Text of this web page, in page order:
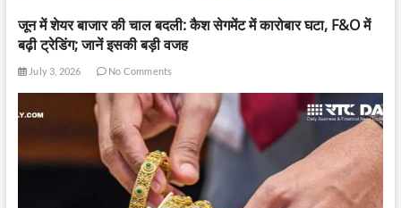
जून में शेयर बाजार की चाल बदली: कैश सेगमेंट में कारोबार घटा, F&O में
बढ़ी ट्रेडिंग; जानें इसकी बड़ी वजह
July 3, 2026 No Comments